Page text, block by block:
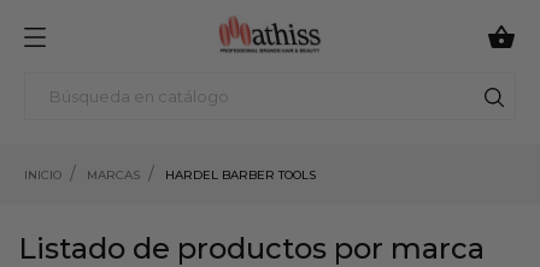

INICIO MARCAS HARDEL BARBER TOOLS
Listado de productos por marca